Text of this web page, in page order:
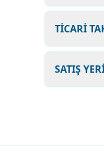
TİCARİ
SATIŞ